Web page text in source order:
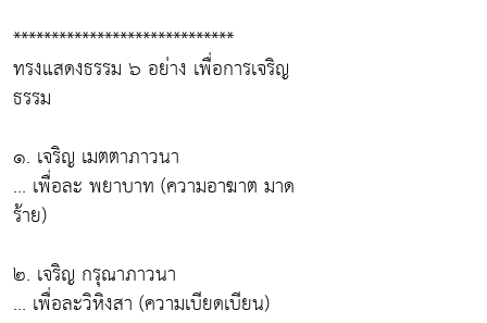
*****************************
ทรงแสดงธรรม ๖ อย่าง เพื่อการเจริญ
ธรรม
๑. เจริญ เมตตาภาวนา
... เพื่อละ พยาบาท (ความอาฆาต มาด
ร้าย)
๒. เจริญ กรุณาภาวนา
... เพื่อละวิหิงสา (ความเบียดเบียน)